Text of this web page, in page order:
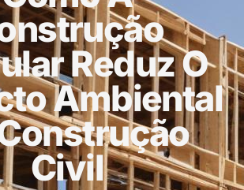
Reduz O
Ambiental
Civil